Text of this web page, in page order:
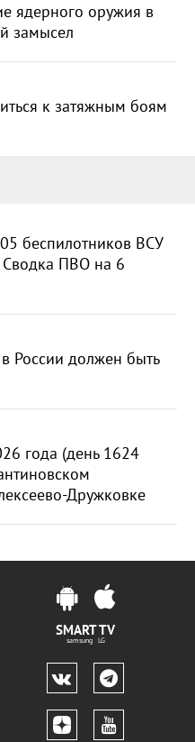
ядерного оружия в
замысел
к затяжным боям
беспилотников ВСУ
Сводка ПВО на 6
России должен быть
года (день 1624
Дружковке
SMART TV
samsung LG